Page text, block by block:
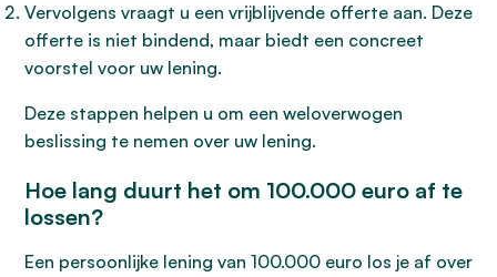
Vervolgens vraagt u een vrijblijvende offerte aan. Deze
offerte is niet bindend, maar biedt een concreet
voorstel voor uw lening.
Deze stappen helpen u om een weloverwogen
beslissing te nemen over uw lening.
Hoe lang duurt het om 100.000 euro af te
lossen?
Een persoonlijke lening van 100.000 euro los je af over